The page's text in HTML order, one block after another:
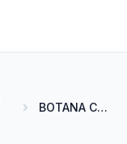
BOTANA CHIPS